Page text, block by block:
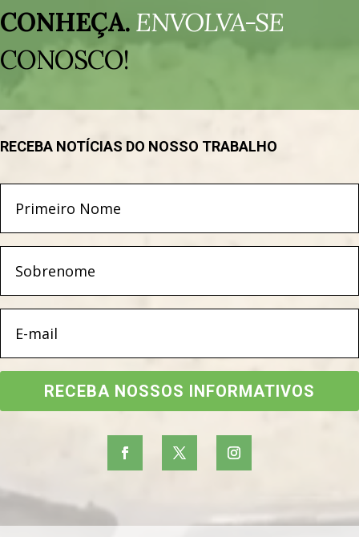
de
vídeo
CONHEÇA.ENVOLVA-SE
CONOSCO!
RECEBA NOTÍCIAS DO NOSSO TRABALHO
RECEBA NOSSOS INFORMATIVOS